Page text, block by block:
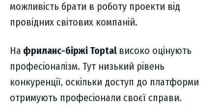
можливість брати в роботу проекти від
провідних світових компаній.
На фриланс-біржі Toptal високо оцінують
професіоналізм. Тут низький рівень
конкуренції, оскільки доступ до платформи
отримують професіонали своєї справи.